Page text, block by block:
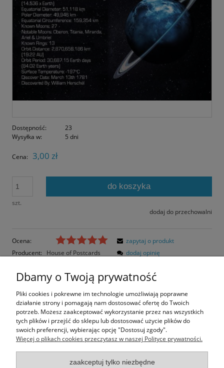
Dostępność:
23
Wysyłka w:
5 dni
Cena: 3,00 zł
szt.
do koszyka
dodaj do przechowalni
Ocena:
Producent:
House of Postcards
zapytaj o produkt
dodaj opinię
Opis
Opinie o produkcie (0)
Rozmiar pocztówki: 14,8x10,5 cm
Dbamy o Twoją prywatność
Pliki cookies i pokrewne im technologie umożliwiają poprawne
działanie strony i pomagają nam dostosować ofertę do Twoich
potrzeb. Możesz zaakceptować wykorzystanie przez nas wszystkich
tych plików i przejść do sklepu lub dostosować użycie plików do
swoich preferencji, wybierając opcję "Dostosuj zgody".
Więcej o plikach cookies przeczytasz w naszej Polityce prywatności.
zaakceptuj tylko niezbędne